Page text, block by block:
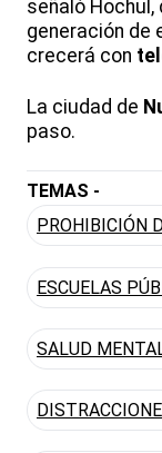
señaló
generación de
crecerá con
La ciudad de
paso.
TEMAS -
PROHIBICIÓN
ESCUELAS
SALUD